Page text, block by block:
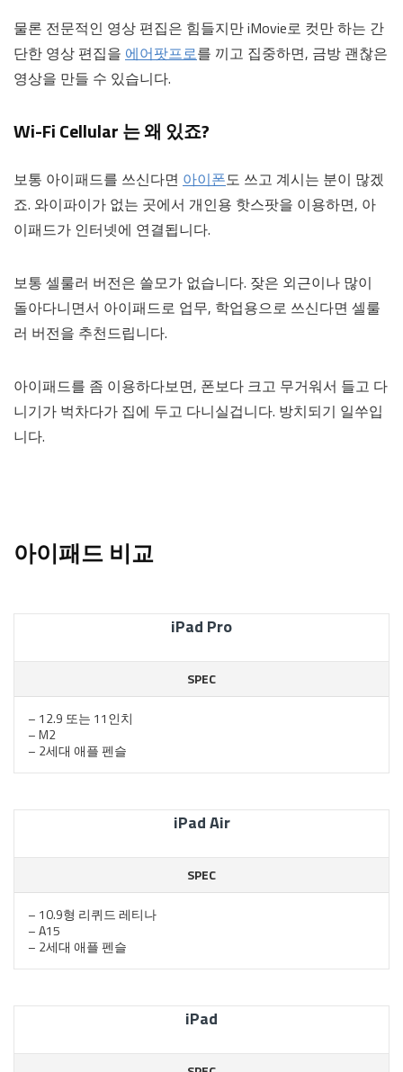
물론 전문적인 영상 편집은 힘들지만 iMovie로 컷만 하는 간
단한 영상 편집을 에어팟프로를 끼고 집중하면, 금방 괜찮은
영상을 만들 수 있습니다.
Wi-Fi Cellular 는 왜 있죠?
보통 아이패드를 쓰신다면 아이폰도 쓰고 계시는 분이 많겠
죠. 와이파이가 없는 곳에서 개인용 핫스팟을 이용하면, 아
이패드가 인터넷에 연결됩니다.
보통 셀룰러 버전은 쓸모가 없습니다. 잦은 외근이나 많이
돌아다니면서 아이패드로 업무, 학업용으로 쓰신다면 셀룰
러 버전을 추천드립니다.
아이패드를 좀 이용하다보면, 폰보다 크고 무거워서 들고 다
니기가 벅차다가 집에 두고 다니실겁니다. 방치되기 일쑤입
니다.
아이패드 비교
iPad Pro
SPEC
– 12.9 또는 11인치
– M2
– 2세대 애플 펜슬
iPad Air
SPEC
– 10.9형 리퀴드 레티나
– A15
– 2세대 애플 펜슬
iPad